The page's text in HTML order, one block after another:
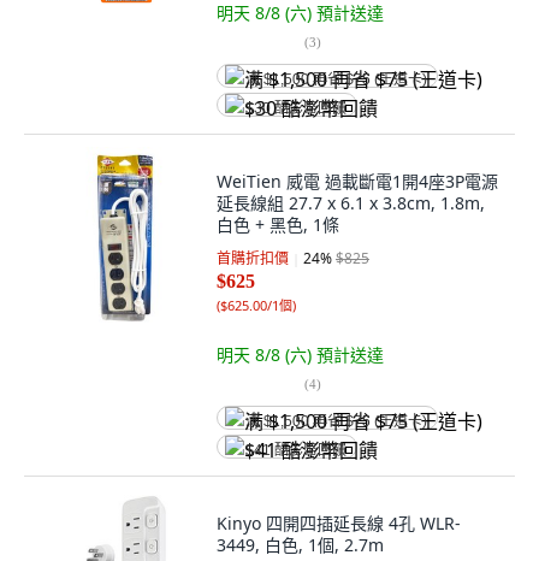
明天 8/8 (六) 預計送達
(3)
满 $1,500 再省 $75 (王道卡)
$30 酷澎幣回饋
WeiTien 威電 過載斷電1開4座3P電源
延長線組 27.7 x 6.1 x 3.8cm, 1.8m,
白色 + 黑色, 1條
首購折扣價 24%$825
$625
($625.00/1個)
明天 8/8 (六) 預計送達
(4)
满 $1,500 再省 $75 (王道卡)
$41 酷澎幣回饋
Kinyo 四開四插延長線 4孔 WLR-
3449, 白色, 1個, 2.7m